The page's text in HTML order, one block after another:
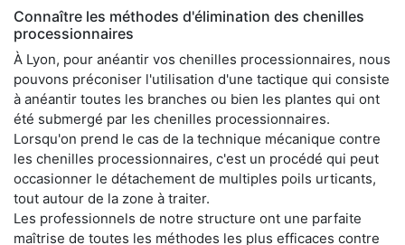
Connaître les méthodes d'élimination des chenilles
processionnaires
À Lyon, pour anéantir vos chenilles processionnaires, nous
pouvons préconiser l'utilisation d'une tactique qui consiste
à anéantir toutes les branches ou bien les plantes qui ont
été submergé par les chenilles processionnaires.
Lorsqu'on prend le cas de la technique mécanique contre
les chenilles processionnaires, c'est un procédé qui peut
occasionner le détachement de multiples poils urticants,
tout autour de la zone à traiter.
Les professionnels de notre structure ont une parfaite
maîtrise de toutes les méthodes les plus efficaces contre